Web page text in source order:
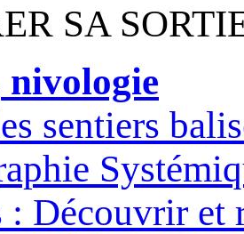
SA
nivologie
sentiers
: Découvrir et